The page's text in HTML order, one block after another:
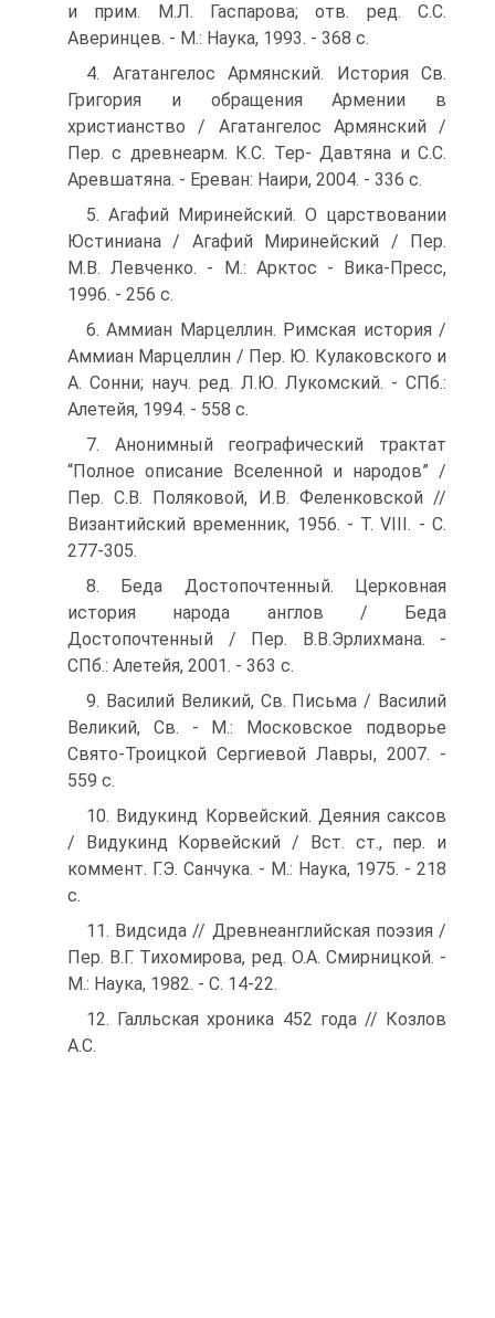
и прим. М.Л. Гаспарова; отв. ред. С.С.
Аверинцев. - М.: Наука, 1993. - 368 с.
4. Агатангелос Армянский. История Св.
Григория и обращения Армении в
христианство / Агатангелос Армянский /
Пер. с древнеарм. К.С. Тер- Давтяна и С.С.
Аревшатяна. - Ереван: Наири, 2004. - 336 с.
5. Агафий Миринейский. О царствовании
Юстиниана / Агафий Миринейский / Пер.
М.В. Левченко. - М.: Арктос - Вика-Пресс,
1996. - 256 с.
6. Аммиан Марцеллин. Римская история /
Аммиан Марцеллин / Пер. Ю. Кулаковского и
А. Сонни; науч. ред. Л.Ю. Лукомский. - СПб.:
Алетейя, 1994. - 558 с.
7. Анонимный географический трактат
“Полное описание Вселенной и народов” /
Пер. С.В. Поляковой, И.В. Феленковской //
Византийский временник, 1956. - Т. VIII. - С.
277-305.
8. Беда Достопочтенный. Церковная
история народа англов / Беда
Достопочтенный / Пер. В.В.Эрлихмана. -
СПб.: Алетейя, 2001. - 363 с.
9. Василий Великий, Св. Письма / Василий
Великий, Св. - М.: Московское подворье
Свято-Троицкой Сергиевой Лавры, 2007. -
559 с.
10. Видукинд Корвейский. Деяния саксов
/ Видукинд Корвейский / Вст. ст., пер. и
коммент. Г.Э. Санчука. - М.: Наука, 1975. - 218
с.
11. Видсида // Древнеанглийская поэзия /
Пер. В.Г. Тихомирова, ред. О.А. Смирницкой. -
М.: Наука, 1982. - С. 14-22.
12. Галльская хроника 452 года // Козлов
А.С.